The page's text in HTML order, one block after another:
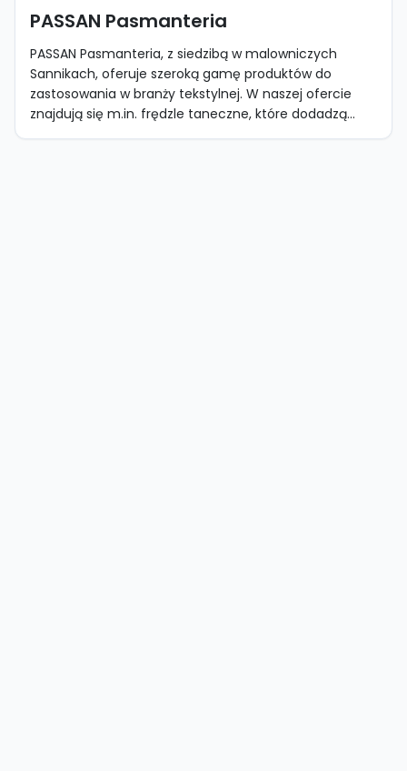
PASSAN Pasmanteria
PASSAN Pasmanteria, z siedzibą w malowniczych
Sannikach, oferuje szeroką gamę produktów do
zastosowania w branży tekstylnej. W naszej ofercie
znajdują się m.in. frędzle taneczne, które dodadzą...